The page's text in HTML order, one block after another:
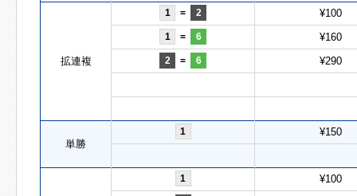
拡連複
1 = 2 ¥100
1 = 6 ¥160
2 = 6 ¥290
単勝
1 ¥150
1 ¥100